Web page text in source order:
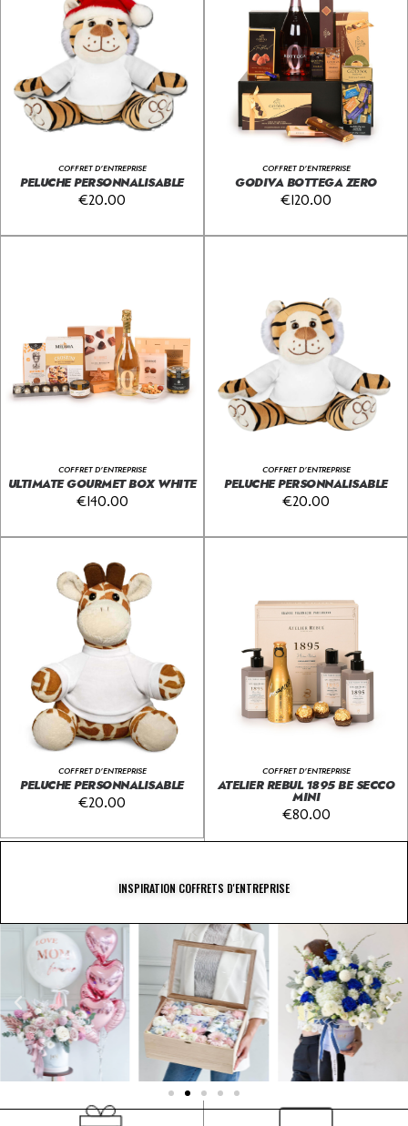
COFFRET D'ENTREPRISE
PELUCHE PERSONNALISABLE
€20.00
COFFRET D'ENTREPRISE
GODIVA BOTTEGA ZERO
€120.00
COFFRET D'ENTREPRISE
ULTIMATE GOURMET BOX WHITE
€140.00
COFFRET D'ENTREPRISE
PELUCHE PERSONNALISABLE
€20.00
COFFRET D'ENTREPRISE
PELUCHE PERSONNALISABLE
€20.00
COFFRET D'ENTREPRISE
ATELIER REBUL 1895 BE SECCO
MINI
€80.00
INSPIRATION COFFRETS D'ENTREPRISE